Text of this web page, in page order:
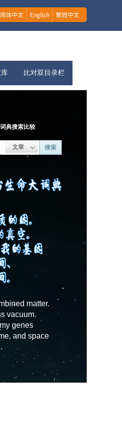
简体中文 English 繁體中文
比对双目录栏
典搜索比较
文章 搜索
matter.
vacuum.
genes
and space